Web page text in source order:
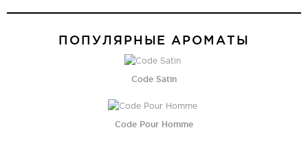
ПОПУЛЯРНЫЕ АРОМАТЫ
Code Satin
Code Pour Homme